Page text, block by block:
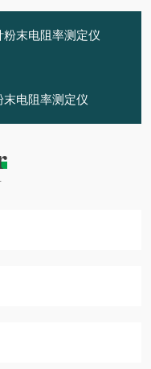
末电阻率测定仪
末电阻率测定仪